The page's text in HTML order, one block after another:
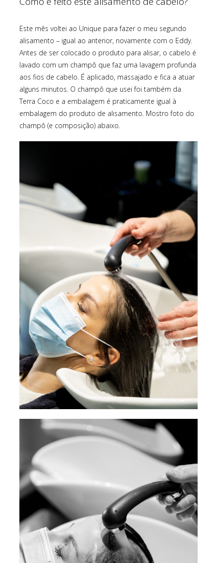
Este mês voltei ao Unique para fazer o meu segundo
alisamento – igual ao anterior, novamente com o Eddy.
Antes de ser colocado o produto para alisar, o cabelo é
lavado com um champô que faz uma lavagem profunda
aos fios de cabelo. É aplicado, massajado e fica a atuar
alguns minutos. O champô que usei foi também da
Terra Coco e a embalagem é praticamente igual à
embalagem do produto de alisamento. Mostro foto do
champô (e composição) abaixo.